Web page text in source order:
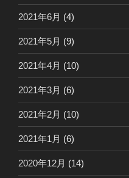
2021年6月 (4)
2021年5月 (9)
2021年4月 (10)
2021年3月 (6)
2021年2月 (10)
2021年1月 (6)
2020年12月 (14)